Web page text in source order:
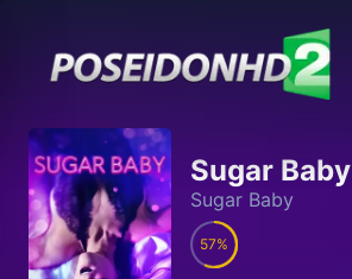
Sugar Baby
Sugar Baby
57